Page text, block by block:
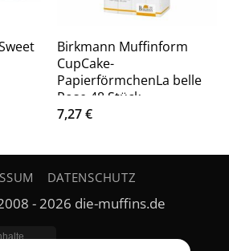
Birkmann Muffinform
CupCake-
PapierförmchenLa belle
Rose 48 Stück
7,27€
DATENSCHUTZ
- 2026 die-muffins.de